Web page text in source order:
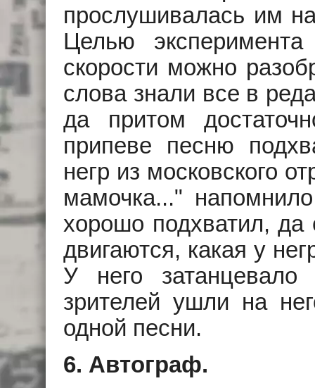
прослушивалась им
Целью
скорости можно
слова знали все в
да притом
припеве песню
негр из московского
мамочка..."
хорошо подхватил,
двигаются, какая у
У него
зрителей ушли на
одной песни.
6. Автограф.